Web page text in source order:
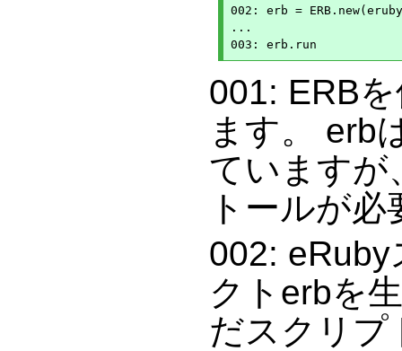
002: erb =
...
001: ERB
ます。 erb
ていますが
トールが
002:
クトerbを
だスクリプ